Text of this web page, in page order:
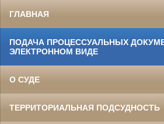
ГЛАВНАЯ
ПОДАЧА ПРОЦЕССУАЛЬНЫХ
ЭЛЕКТРОННОМ ВИДЕ
О СУДЕ
ТЕРРИТОРИАЛЬНАЯ ПОДСУДНОСТЬ